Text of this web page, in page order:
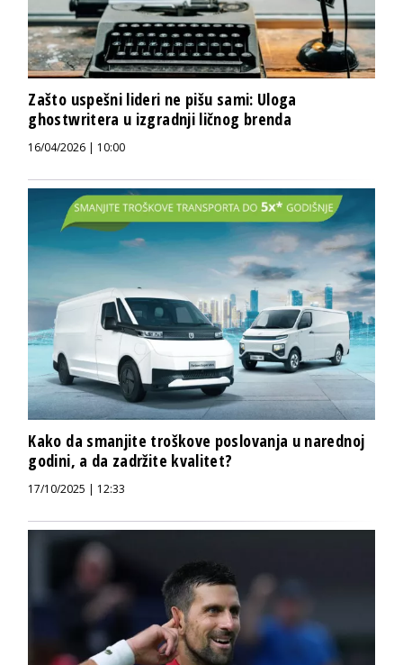
Zašto uspešni lideri ne pišu sami: Uloga
ghostwritera u izgradnji ličnog brenda
16/04/2026 | 10:00
Kako da smanjite troškove poslovanja u narednoj
godini, a da zadržite kvalitet?
17/10/2025 | 12:33